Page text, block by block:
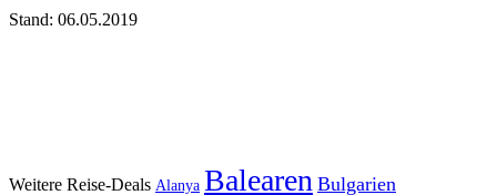
Stand: 06.05.2019
Weitere Reise-Deals Alanya Balearen Bulgarien